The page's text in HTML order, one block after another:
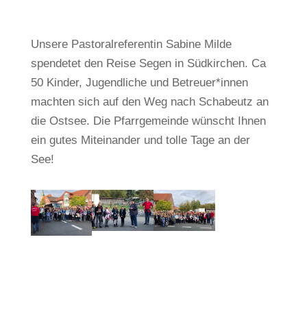
Unsere Pastoralreferentin Sabine Milde
spendetet den Reise Segen in Südkirchen. Ca
50 Kinder, Jugendliche und Betreuer*innen
machten sich auf den Weg nach Schabeutz an
die Ostsee. Die Pfarrgemeinde wünscht Ihnen
ein gutes Miteinander und tolle Tage an der
See!